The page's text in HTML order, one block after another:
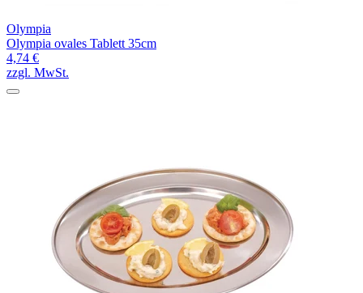
Olympia
Olympia ovales Tablett 35cm
4,74 €
zzgl. MwSt.